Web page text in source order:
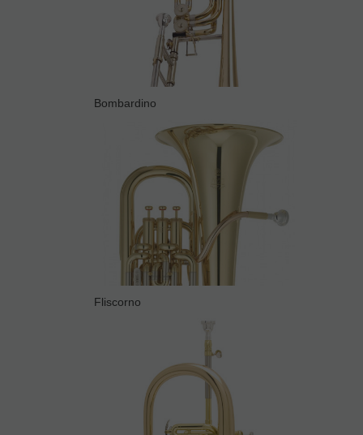
Bombardino
Fliscorno